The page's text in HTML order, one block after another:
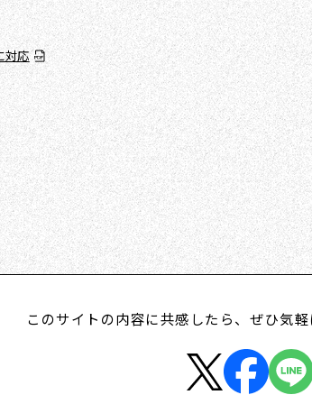
応
このサイトの内容に共感したら、 ぜひ気